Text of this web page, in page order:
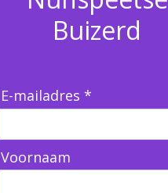
Buizerd
E-mailadres *
Voornaam